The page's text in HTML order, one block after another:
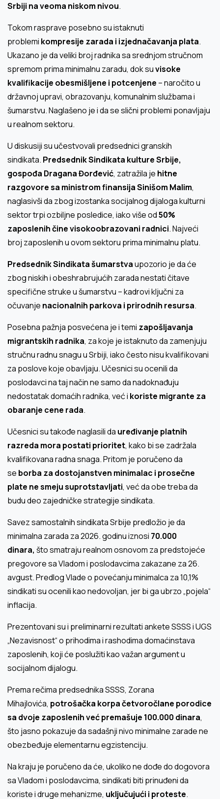
Srbiji na veoma niskom nivou.
Tokom rasprave posebno su istaknuti
problemi kompresije zarada i izjednačavanja plata.
Ukazano je da veliki broj radnika sa srednjom stručnom
spremom prima minimalnu zaradu, dok suvisoke
kvalifikacije obesmišljene i potcenjene – naročito u
državnoj upravi, obrazovanju, komunalnim službama i
šumarstvu. Naglašeno je i da se slični problemi ponavljaju
u realnom sektoru.
U diskusiji su učestvovali predsednici granskih
sindikata. Predsednik Sindikata kulture Srbije,
gospođa Dragana Đorđević, zatražila je hitne
razgovore sa ministrom finansija Sinišom Malim,
naglasivši da zbog izostanka socijalnog dijaloga kulturni
sektor trpi ozbiljne posledice, iako više od50%
zaposlenih čine visokoobrazovani radnici. Najveći
broj zaposlenih u ovom sektoru prima minimalnu platu.
Predsednik Sindikata šumarstvaupozorio je da će
zbog niskih i obeshrabrujućih zarada nestati čitave
specifične struke u šumarstvu – kadrovi ključni za
očuvanje nacionalnih parkova i prirodnih resursa.
Posebna pažnja posvećena je i temi zapošljavanja
migrantskih radnika, za koje je istaknuto da zamenjuju
stručnu radnu snagu u Srbiji, iako često nisu kvalifikovani
za poslove koje obavljaju. Učesnici su ocenili da
poslodavci na taj način ne samo da nadoknađuju
nedostatak domaćih radnika, već i koriste migrante za
obaranje cene rada.
Učesnici su takođe naglasili da uređivanje platnih
razreda mora postati prioritet, kako bi se zadržala
kvalifikovana radna snaga. Pritom je poručeno da
se borba za dostojanstven minimalac i prosečne
plate ne smeju suprotstavljati, već da obe treba da
budu deo zajedničke strategije sindikata.
Savez samostalnih sindikata Srbije predložio je da
minimalna zarada za 2026. godinu iznosi 70.000
dinara, što smatraju realnom osnovom za predstojeće
pregovore sa Vladom i poslodavcima zakazane za 26.
avgust. Predlog Vlade o povećanju minimalca za 10,1%
sindikati su ocenili kao nedovoljan, jer bi ga ubrzo „pojela“
inflacija.
Prezentovani su i preliminarni rezultati ankete SSSS i UGS
„Nezavisnost“ o prihodima i rashodima domaćinstava
zaposlenih, koji će poslužiti kao važan argument u
socijalnom dijalogu.
Prema rečima predsednika SSSS, Zorana
Mihajlovića, potrošačka korpa četvoročlane porodice
sa dvoje zaposlenih već premašuje 100.000 dinara,
što jasno pokazuje da sadašnji nivo minimalne zarade ne
obezbeđuje elementarnu egzistenciju.
Na kraju je poručeno da će, ukoliko ne dođe do dogovora
sa Vladom i poslodavcima, sindikati biti prinuđeni da
koriste i druge mehanizme, uključujući i proteste.